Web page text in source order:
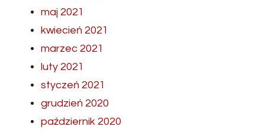
maj 2021
kwiecień 2021
marzec 2021
luty 2021
styczeń 2021
grudzień 2020
październik 2020